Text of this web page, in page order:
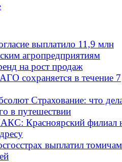
выплатило 11,9 млн
агропредприятиям
на рост продаж
сохраняется в течение 7
Страхование: что
в путешествии
Красноярский филиал
выплатил томичам